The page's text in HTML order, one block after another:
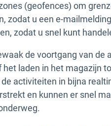
(geofences) om
zodat u een e-
zodat u snel kunt
de voortgang van de
het laden in het magazijn
activiteiten in bijna
en kunnen er snel